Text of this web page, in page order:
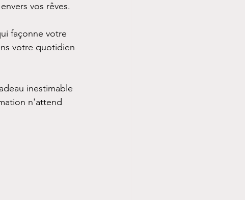
vos rêves.
façonne votre
votre quotidien
inestimable
n'attend